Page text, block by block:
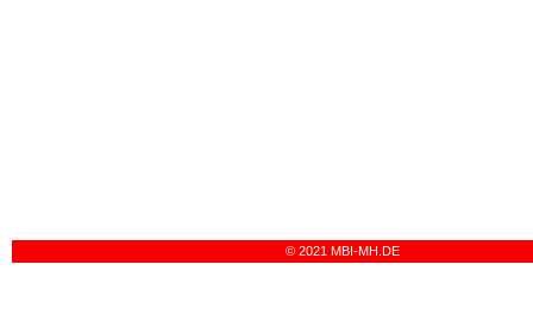
© 2021 MBI-MH.DE